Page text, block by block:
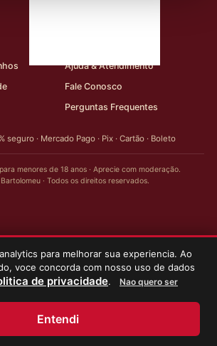
para melhorar sua experiencia. Ao
voce concorda com nosso uso de dados
de privacidade.
Nao quero ser
Entendi
Ajuda & Atendimento
Fale Conosco
Perguntas Frequentes
seguro · Mercado Pago · Pix · Cartão · Boleto
menores de 18 anos · Aprecie com moderação.
· Todos os direitos reservados.